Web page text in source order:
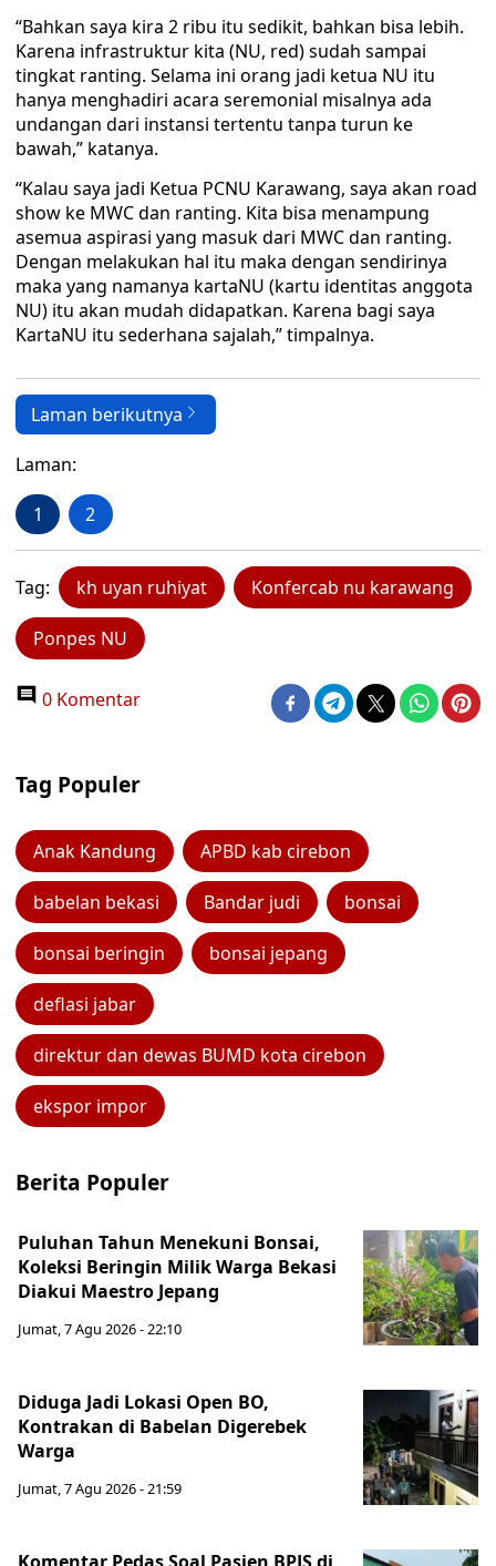
“Bahkan saya kira 2 ribu itu sedikit, bahkan bisa lebih.
Karena infrastruktur kita (NU, red) sudah sampai
tingkat ranting. Selama ini orang jadi ketua NU itu
hanya menghadiri acara seremonial misalnya ada
undangan dari instansi tertentu tanpa turun ke
bawah,” katanya.
“Kalau saya jadi Ketua PCNU Karawang, saya akan road
show ke MWC dan ranting. Kita bisa menampung
asemua aspirasi yang masuk dari MWC dan ranting.
Dengan melakukan hal itu maka dengan sendirinya
maka yang namanya kartaNU (kartu identitas anggota
NU) itu akan mudah didapatkan. Karena bagi saya
KartaNU itu sederhana sajalah,” timpalnya.
Laman berikutnya
Laman:
1 2
Tag: kh uyan ruhiyat Konfercab nu karawang
Ponpes NU
0 Komentar
Tag Populer
Anak Kandung APBD kab cirebon
babelan bekasi Bandar judi bonsai
bonsai beringin bonsai jepang
deflasi jabar
direktur dan dewas BUMD kota cirebon
ekspor impor
Berita Populer
Puluhan Tahun Menekuni Bonsai,
Koleksi Beringin Milik Warga Bekasi
Diakui Maestro Jepang
Jumat, 7 Agu 2026 - 22:10
Diduga Jadi Lokasi Open BO,
Kontrakan di Babelan Digerebek
Warga
Jumat, 7 Agu 2026 - 21:59